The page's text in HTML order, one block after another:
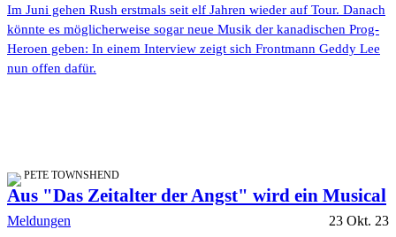
Im Juni gehen Rush erstmals seit elf Jahren wieder auf Tour. Danach
könnte es möglicherweise sogar neue Musik der kanadischen Prog-
Heroen geben: In einem Interview zeigt sich Frontmann Geddy Lee
nun offen dafür.
PETE TOWNSHEND
Aus "Das Zeitalter der Angst" wird ein Musical
Meldungen 23 Okt. 23